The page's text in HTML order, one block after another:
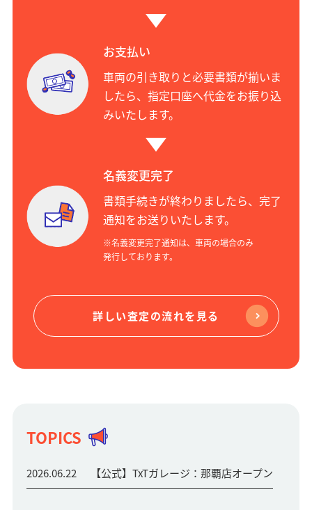
お支払い
車両の引き取りと必要書類が揃いま
したら、指定口座へ代金をお振り込
みいたします。
名義変更完了
書類手続きが終わりましたら、完了
通知をお送りいたします。
※名義変更完了通知は、車両の場合のみ
発行しております。
詳しい査定の流れを見る
TOPICS
2026.06.22 【公式】TxTガレージ：那覇店オープン